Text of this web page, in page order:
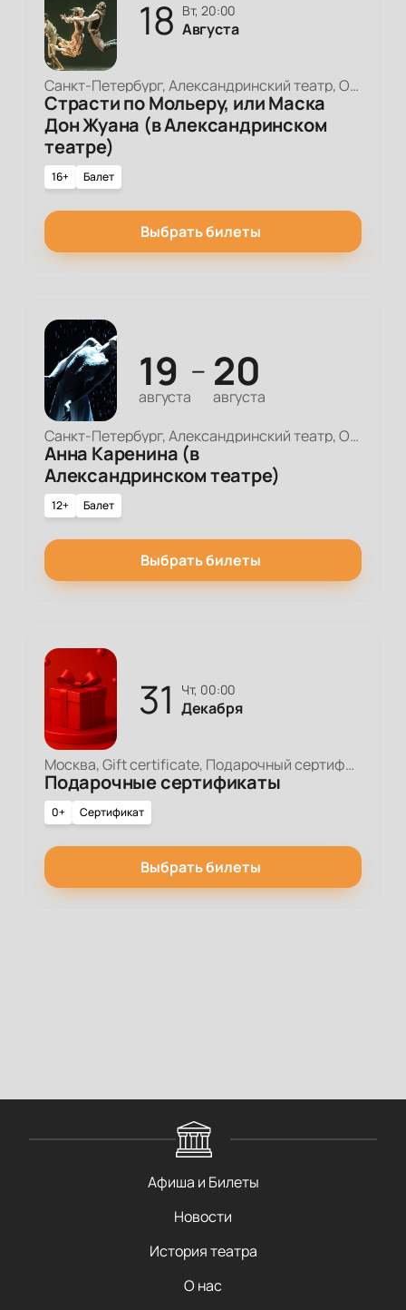
18 вт, 20:00
Августа
Санкт-Петербург, Александринский театр, Основная сцена
Страсти по Мольеру, или Маска
Дон Жуана (в Александринском
театре)
16+ Балет
Выбрать билеты
19
августа
— 20
августа
Санкт-Петербург, Александринский театр, Основная сцена
Анна Каренина (в
Александринском театре)
12+ Балет
Выбрать билеты
31 чт, 00:00
Декабря
Москва, Gift certificate, Подарочный сертификат
Подарочные сертификаты
0+ Сертификат
Выбрать билеты
Афиша и Билеты
Новости
История театра
О нас